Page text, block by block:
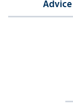
Advice